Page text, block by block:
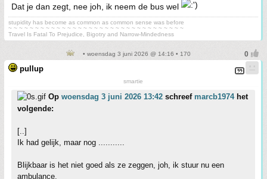
Dat je dan zegt, nee joh, ik neem de bus wel
stupidity has become as common as common sense was before
~ ~ ~ ~ ~ ~ ~ ~ ~ ~ ~ ~ ~ ~ ~ ~ ~ ~ ~ ~ ~ ~ ~ ~ ~ ~ ~ ~ ~ ~ ~ ~ ~
Travel Is Fatal To Prejudice, Bigotry and Narrow-Mindedness
• woensdag 3 juni 2026 @ 14:16 • 170
pullup
smartie
Op woensdag 3 juni 2026 13:42 schreef marcb1974het
volgende:
[..]
Ik had gelijk, maar nog ...........
Blijkbaar is het niet goed als ze zeggen, joh, ik stuur nu een
ambulance.